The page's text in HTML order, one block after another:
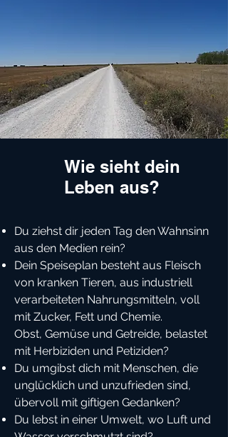
Wie sieht dein
Leben aus?
Du ziehst dir jeden Tag den Wahnsinn
aus den Medien rein?
Dein Speiseplan besteht aus Fleisch
von kranken Tieren, aus industriell
verarbeiteten Nahrungsmitteln, voll
mit Zucker, Fett und Chemie.
Obst, Gemüse und Getreide, belastet
mit Herbiziden und Petiziden?
Du umgibst dich mit Menschen, die
unglücklich und unzufrieden sind,
übervoll mit giftigen Gedanken?
Du lebst in einer Umwelt, wo Luft und